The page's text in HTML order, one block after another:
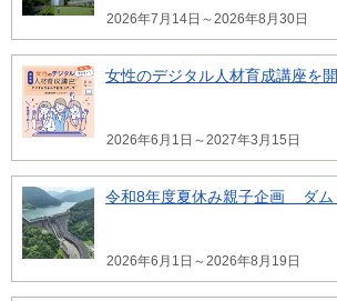
2026年7月14日～2026年8月30日
女性のデジタル人材育成講座を
2026年6月1日～2027年3月15日
令和8年度夏休み親子企画 ダム
2026年6月1日～2026年8月19日